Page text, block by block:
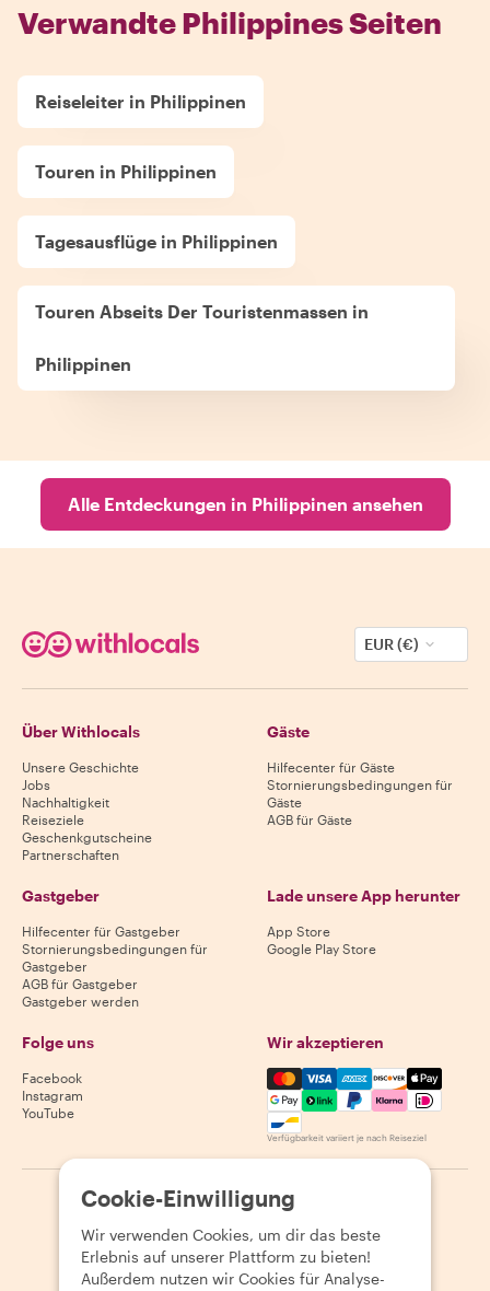
Verwandte Philippines Seiten
Reiseleiter in Philippinen
Touren in Philippinen
Tagesausflüge in Philippinen
Touren Abseits Der Touristenmassen in
Philippinen
Alle Entdeckungen in Philippinen ansehen
EUR (€)
Über Withlocals
Unsere Geschichte
Jobs
Nachhaltigkeit
Reiseziele
Geschenkgutscheine
Partnerschaften
Gäste
Hilfecenter für Gäste
Stornierungsbedingungen für
Gäste
AGB für Gäste
Gastgeber
Hilfecenter für Gastgeber
Stornierungsbedingungen für
Gastgeber
AGB für Gastgeber
Gastgeber werden
Lade unsere App herunter
App Store
Google Play Store
Folge uns
Facebook
Instagram
YouTube
Wir akzeptieren
Mastercard, Visa, Amex,
Verfügbarkeit variiert je nach Reiseziel
2026 Withlocals.com | Datenschutzerklärung
Seitenübersicht
Cookie-Einwilligung
Wir verwenden Cookies, um dir das beste
Erlebnis auf unserer Plattform zu bieten!
Außerdem nutzen wir Cookies für Analyse-